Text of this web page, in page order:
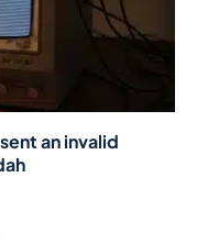
an invalid